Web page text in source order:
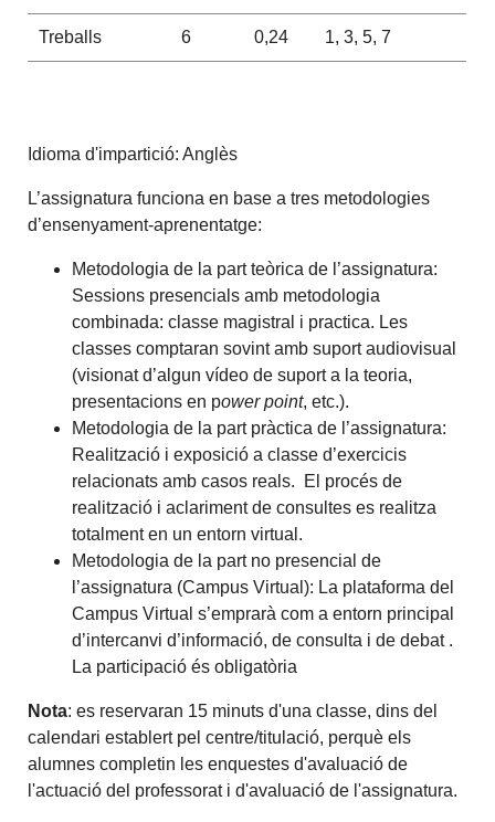
Treballs 6 0,24 1, 3, 5, 7
Idioma d'impartició: Anglès
L’assignatura funciona en base a tres metodologies
d’ensenyament-aprenentatge:
Metodologia de la part teòrica de l’assignatura:
Sessions presencials amb metodologia
combinada: classe magistral i practica. Les
classes comptaran sovint amb suport audiovisual
(visionat d’algun vídeo de suport a la teoria,
presentacions en power point, etc.).
Metodologia de la part pràctica de l’assignatura:
Realització i exposició a classe d’exercicis
relacionats amb casos reals. El procés de
realització i aclariment de consultes es realitza
totalment en un entorn virtual.
Metodologia de la part no presencial de
l’assignatura (Campus Virtual): La plataforma del
Campus Virtual s’emprarà com a entorn principal
d’intercanvi d’informació, de consulta i de debat .
La participació és obligatòria
Nota: es reservaran 15 minuts d'una classe, dins del
calendari establert pel centre/titulació, perquè els
alumnes completin les enquestes d'avaluació de
l'actuació del professorat i d'avaluació de l'assignatura.